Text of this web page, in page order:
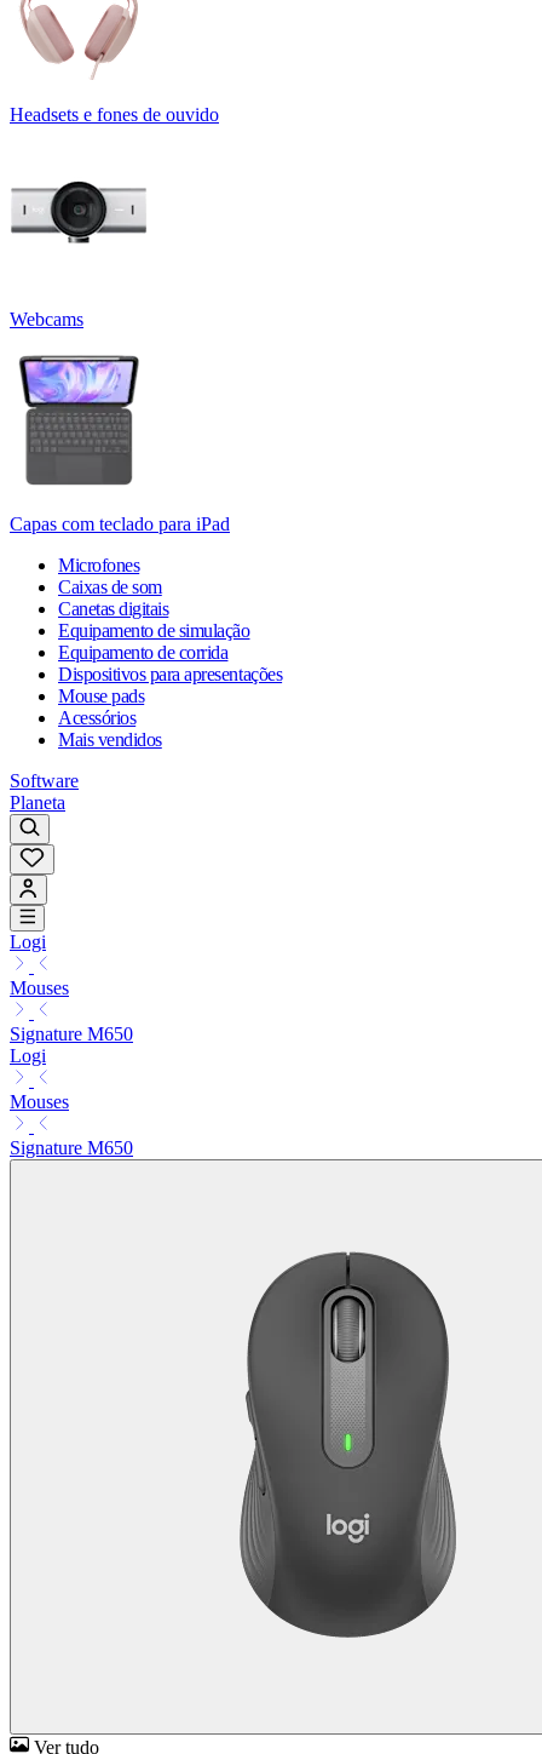
Headsets e fones de ouvido
Webcams
Capas com teclado para iPad
Microfones
Caixas de som
Canetas digitais
Equipamento de simulação
Equipamento de corrida
Dispositivos para apresentações
Mouse pads
Acessórios
Mais vendidos
Software
Planeta
Logi
Mouses
Signature M650
Logi
Mouses
Signature M650
Ver tudo